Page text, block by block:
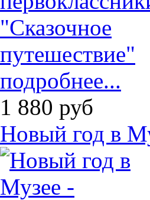
подробнее...
1 880 руб
Новый год в